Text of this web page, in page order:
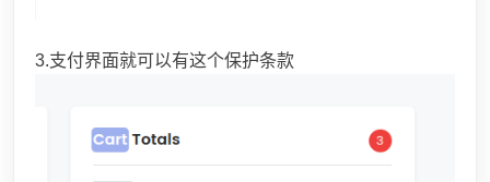
3.支付界面就可以有这个保护条款